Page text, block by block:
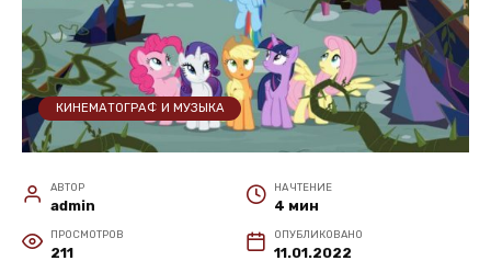
КИНЕМАТОГРАФ И МУЗЫКА
АВТОР
admin
НА ЧТЕНИЕ
4 мин
ПРОСМОТРОВ
211
ОПУБЛИКОВАНО
11.01.2022